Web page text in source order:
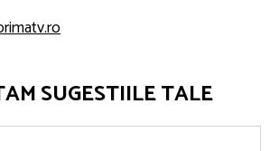
SUGESTIILE TALE